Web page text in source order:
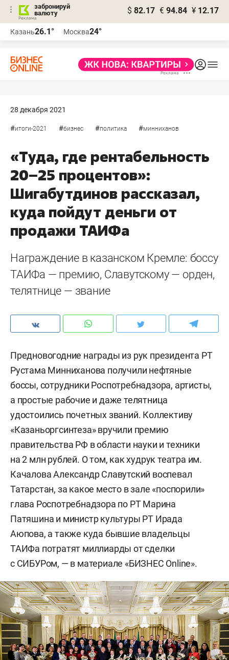
забронируй
валюту
$ 82.17 € 94.84 ¥ 12.17
Казань26.1° Москва24°
28 декабря 2021
#итоги-2021 #бизнес #политика #минниханов
«Туда, где рентабельность
20–25 процентов»:
Шигабутдинов рассказал,
куда пойдут деньги от
продажи ТАИФа
Награждение в казанском Кремле: боссу
ТАИФа — премию, Славутскому — орден,
телятнице — звание
Предновогодние награды из рук президента РТ
Рустама Минниханова получили нефтяные
боссы, сотрудники Роспотребнадзора, артисты,
а простые рабочие и даже телятница
удостоились почетных званий. Коллективу
«Казаньоргсинтеза» вручили премию
правительства РФ в области науки и техники
на 2 млн рублей. О том, как худрук театра им.
Качалова Александр Славутский воспевал
Татарстан, за какое место в зале «поспорили»
глава Роспотребнадзора по РТ Марина
Патяшина и министр культуры РТ Ирада
Аюпова, а также куда бывшие владельцы
ТАИФа потратят миллиарды от сделки
с СИБУРом, — в материале «БИЗНЕС Online».